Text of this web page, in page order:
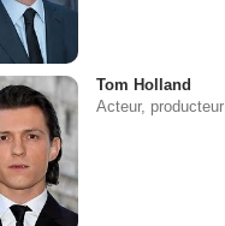
Tom Holland
Acteur, producteur